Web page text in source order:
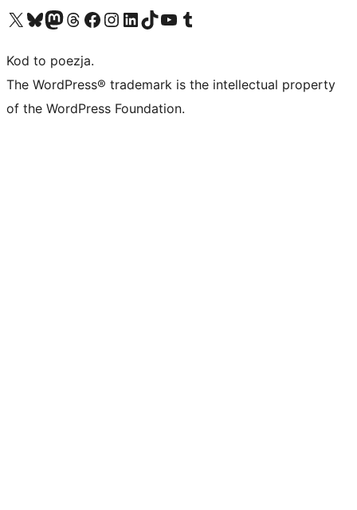
Odwiedź nasze konto X (dawniej Twitter)
Odwiedź nasze konto Bluesky
Odwiedź nasze konto na Mastodoncie
Odwiedź naszego Threadsa
Odwiedź naszego Facebooka
Odwiedź nasze konto na Instagramie
Odwiedź nasze konto na LinkedIn
Odwiedź naszego TikToka
Odwiedź nasz kanał YouTube
Odwiedź naszego Tumblra
Kod to poezja.
The WordPress® trademark is the intellectual property
of the WordPress Foundation.